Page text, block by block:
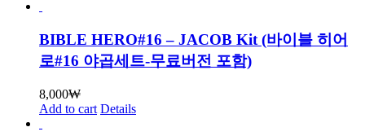
BIBLE HERO#16 – JACOB Kit (바이블 히어
로#16 야곱세트-무료버전 포함)
8,000₩
Add to cart Details